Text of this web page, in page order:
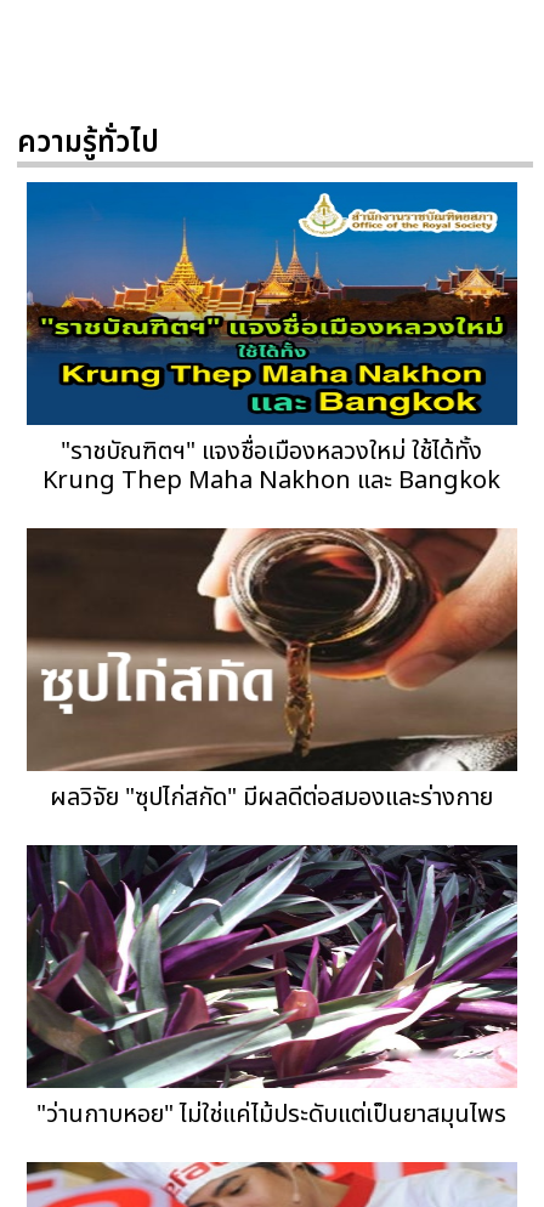
ความรู้ทั่วไป
"ราชบัณฑิตฯ" แจงชื่อเมืองหลวงใหม่ ใช้ได้ทั้ง
Krung Thep Maha Nakhon และ Bangkok
ผลวิจัย "ซุปไก่สกัด" มีผลดีต่อสมองและร่างกาย
"ว่านกาบหอย" ไม่ใช่แค่ไม้ประดับแต่เป็นยาสมุนไพร